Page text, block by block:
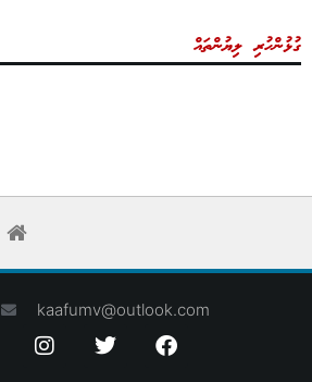
ގުޅުންހުރި ލިޔުންތައް
kaafumv@outlook.com